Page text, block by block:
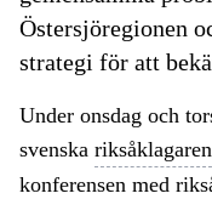
Östersjöregionen
strategi för att
Under onsdag och
svenska riksåklagaren
konferensen med